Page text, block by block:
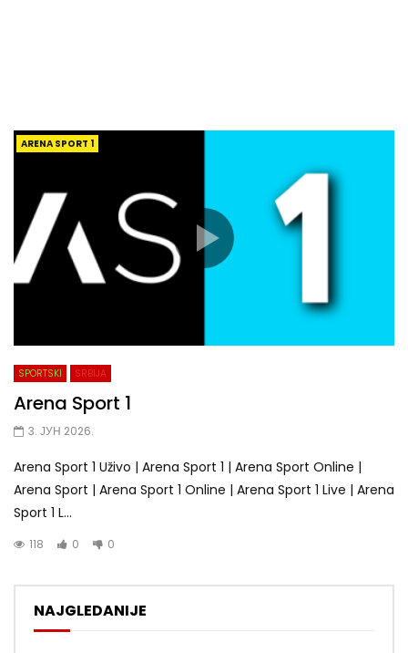
ARENA SPORT 1
SPORTSKI SRBIJA
Arena Sport 1
3. ЈУН 2026.
Arena Sport 1 Uživo | Arena Sport 1 | Arena Sport Online |
Arena Sport | Arena Sport 1 Online | Arena Sport 1 Live | Arena
Sport 1 L...
118 0 0
NAJGLEDANIJE